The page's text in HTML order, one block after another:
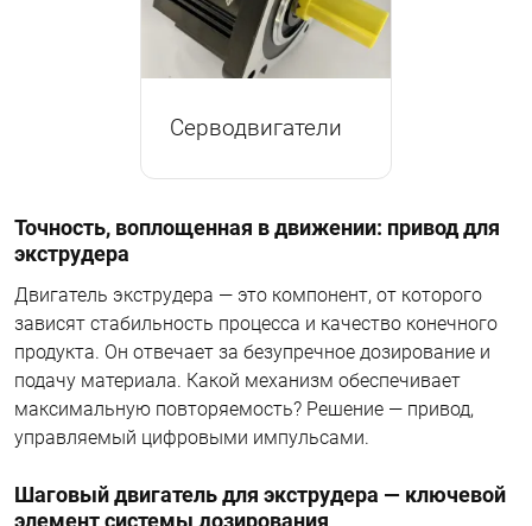
Серводвигатели
Точность, воплощенная в движении: привод для
экструдера
Двигатель экструдера — это компонент, от которого
зависят стабильность процесса и качество конечного
продукта. Он отвечает за безупречное дозирование и
подачу материала. Какой механизм обеспечивает
максимальную повторяемость? Решение — привод,
управляемый цифровыми импульсами.
Шаговый двигатель для экструдера — ключевой
элемент системы дозирования